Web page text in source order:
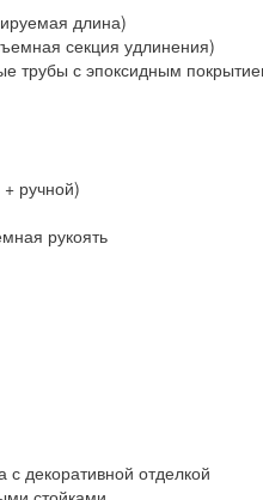
длина)
секция удлинения)
трубы с эпоксидным
ручной)
рукоять
декоративной отделкой